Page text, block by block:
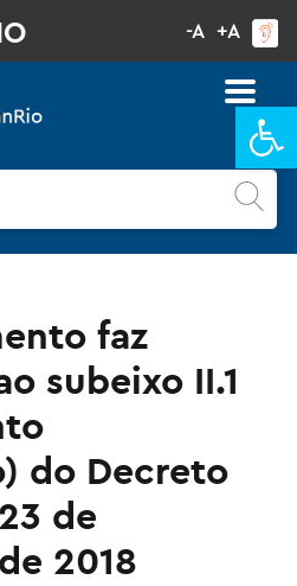
-A +A
faz
subeixo II.1
do Decreto
de
2018